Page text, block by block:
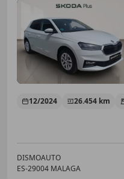
12/2024 26.454 km
DISMOAUTO
ES-29004 MALAGA